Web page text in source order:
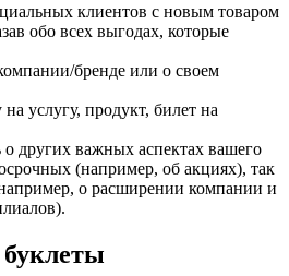
клиентов с новым товаром
обо всех выгодах, которые
бренде или о своем
услугу, продукт, билет на
других важных аспектах вашего
(например, об акциях), так
о расширении компании и